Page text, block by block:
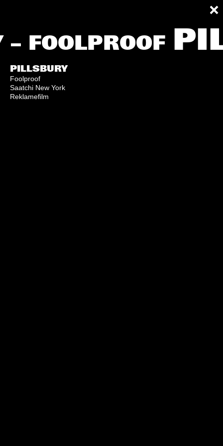
FOOLPROOF
PILLSBURY
Foolproof
Saatchi New York
Reklamefilm